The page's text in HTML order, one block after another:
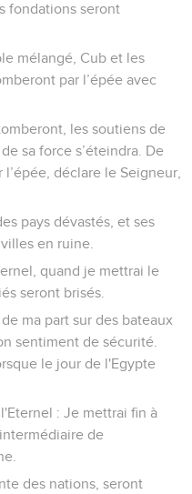
fondations seront
mélangé, Cub et les
par l’épée avec
les soutiens de
sa force s’éteindra. De
déclare le Seigneur,
pays dévastés, et ses
en ruine.
quand je mettrai le
seront brisés.
ma part sur des bateaux
sentiment de sécurité.
le jour de l'Egypte
: Je mettrai fin à
de
des nations, seront